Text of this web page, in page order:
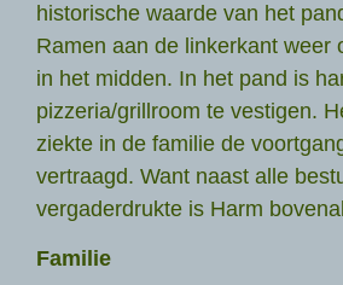
historische waarde van het
Ramen aan de linkerkant weer
in het midden. In het pand is
pizzeria/grillroom te vestigen.
ziekte in de familie de
vertraagd. Want naast alle
vergaderdrukte is Harm
Familie